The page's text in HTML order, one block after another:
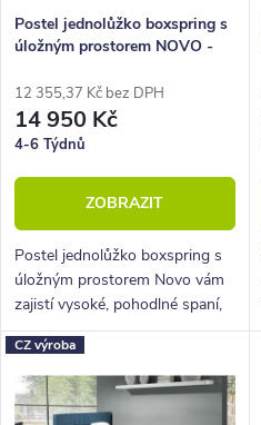
o
d
u
k
t
ů
r
o
d
u
k
t
ů
Postel jednolůžko boxspring s
úložným prostorem NOVO -
12 355,37 Kč bez DPH
14 950 Kč
4-6 Týdnů
ZOBRAZIT
Postel jednolůžko boxspring s
úložným prostorem Novo vám
zajistí vysoké, pohodlné spaní,
úložný prostor i krásný
designový prvek do vaší
ložnice.
CZ výroba